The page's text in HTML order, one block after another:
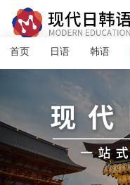
首页 日语 韩语